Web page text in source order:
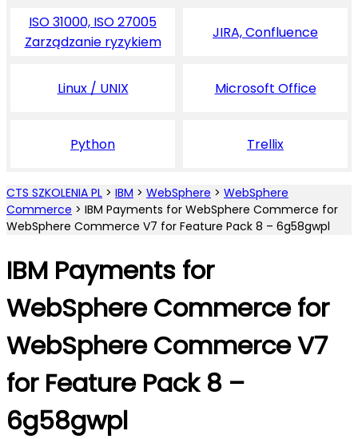
ISO 31000, ISO 27005
Zarządzanie ryzykiem
JIRA, Confluence
Linux / UNIX Microsoft Office
Python Trellix
CTS SZKOLENIA PL > IBM > WebSphere > WebSphere
Commerce > IBM Payments for WebSphere Commerce for
WebSphere Commerce V7 for Feature Pack 8 – 6g58gwpl
IBM Payments for
WebSphere Commerce for
WebSphere Commerce V7
for Feature Pack 8 –
6g58gwpl